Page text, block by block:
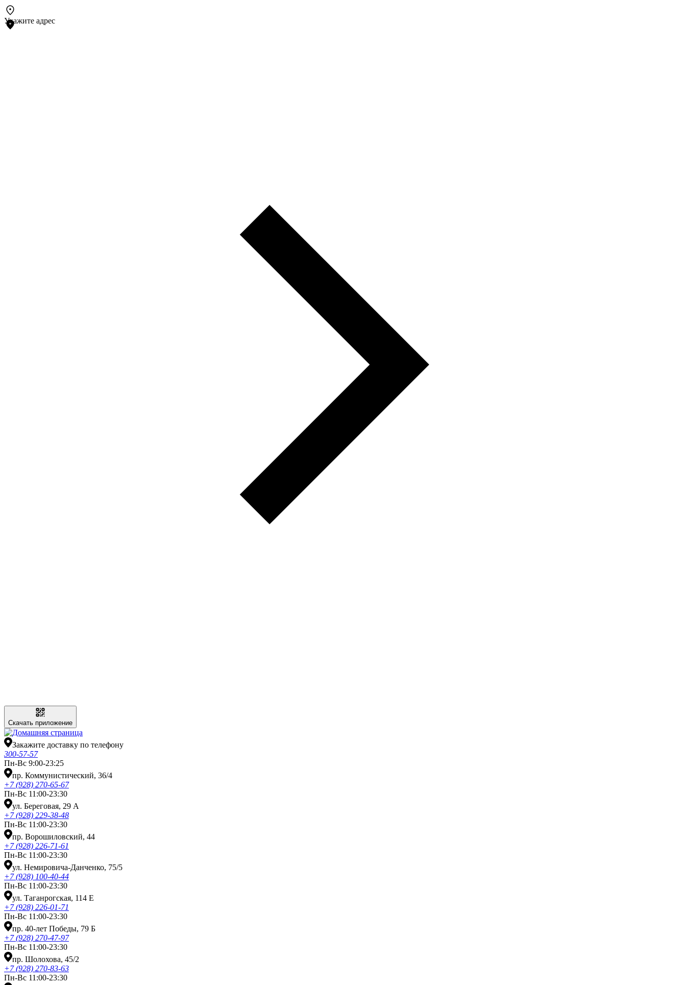
Укажите адрес
Скачать приложение
Закажите доставку по телефону
300-57-57
Пн-Вс 9:00-23:25
пр. Коммунистический, 36/4
+7 (928) 270-65-67
Пн-Вс 11:00-23:30
ул. Береговая, 29 А
+7 (928) 229-38-48
Пн-Вс 11:00-23:30
пр. Ворошиловский, 44
+7 (928) 226-71-61
Пн-Вс 11:00-23:30
ул. Немировича-Данченко, 75/5
+7 (928) 100-40-44
Пн-Вс 11:00-23:30
ул. Таганрогская, 114 Е
+7 (928) 226-01-71
Пн-Вс 11:00-23:30
пр. 40-лет Победы, 79 Б
+7 (928) 270-47-97
Пн-Вс 11:00-23:30
пр. Шолохова, 45/2
+7 (928) 270-83-63
Пн-Вс 11:00-23:30